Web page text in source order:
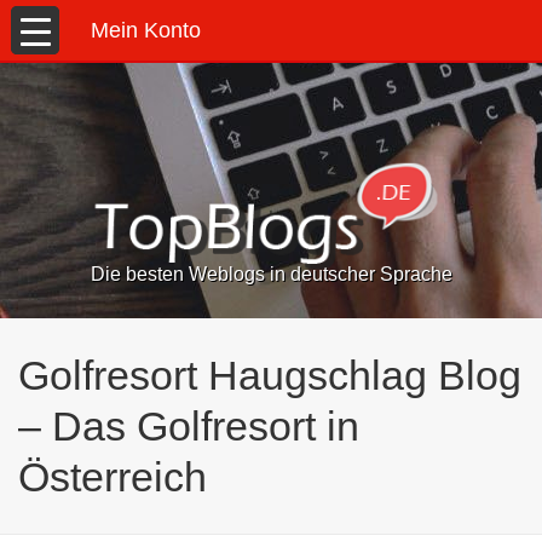
Mein Konto
Die besten Weblogs in deutscher Sprache
Golfresort Haugschlag Blog
– Das Golfresort in
Österreich